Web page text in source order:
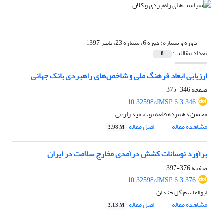
دوره و شماره:دوره 6، شماره 23، پاییز 1397
تعداد مقالات: 8
ارزیابی ابعاد فرهنگ ملی و شاخص‌های راهبردی بانک جهانی
صفحه346-375
10.32598/JMSP.6.3.346
محسن دهمرده قلعه نو، حمید زارعی
مشاهده مقاله
اصل مقاله 2.98 M
برآورد نوسانات کشش درآمدی مخارج سلامت در ایران
صفحه376-397
10.32598/JMSP.6.3.376
ابوالقاسم گل خندان
مشاهده مقاله
اصل مقاله 2.13 M